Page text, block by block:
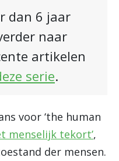
dan 6 jaar
naar
artikelen
serie.
voor ‘the human
menselijk tekort’,
der mensen.